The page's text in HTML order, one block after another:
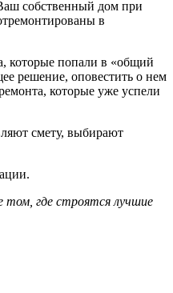
собственный дом при
в
которые попали в «общий
решение, оповестить о нем
которые уже успели
смету, выбирают
том, где строятся лучшие